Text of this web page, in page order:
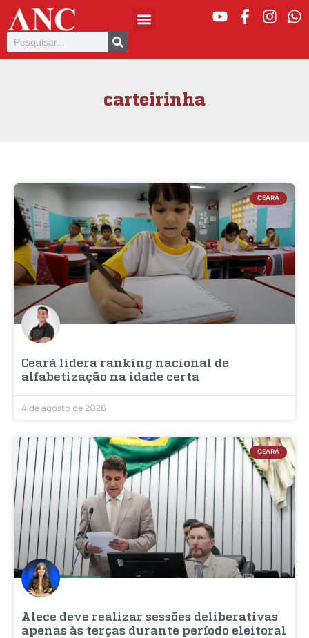
carteirinha
CEARÁ
Ceará lidera ranking nacional de
alfabetização na idade certa
4 de agosto de 2026
CEARÁ
Alece deve realizar sessões deliberativas
apenas às terças durante período eleitoral